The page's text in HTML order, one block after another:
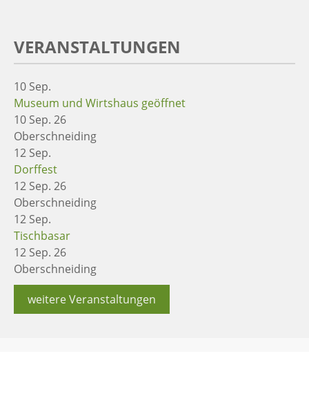
VERANSTALTUNGEN
10 Sep.
Museum und Wirtshaus geöffnet
10 Sep. 26
Oberschneiding
12 Sep.
Dorffest
12 Sep. 26
Oberschneiding
12 Sep.
Tischbasar
12 Sep. 26
Oberschneiding
weitere Veranstaltungen